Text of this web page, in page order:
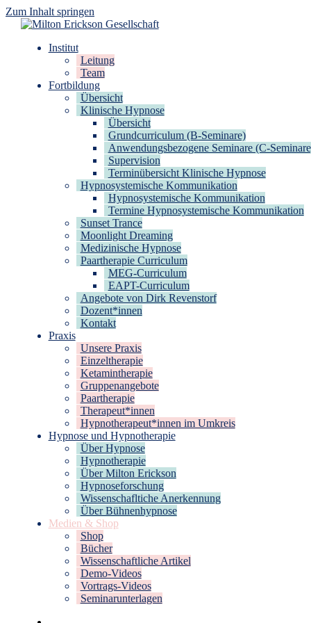
Zum Inhalt springen
Milton Erickson Gesellschaft
für klinische Hypnose – Regionalstelle Tübingen
Institut
Leitung
Team
Fortbildung
Übersicht
Klinische Hypnose
Übersicht
Grundcurriculum (B-Seminare)
Anwendungsbezogene Seminare (C-
Supervision
Terminübersicht Klinische Hypnose
Hypnosystemische Kommunikation
Hypnosystemische Kommunikation
Termine Hypnosystemische Kommunikation
Sunset Trance
Moonlight Dreaming
Medizinische Hypnose
Paartherapie Curriculum
MEG-Curriculum
EAPT-Curriculum
Angebote von Dirk Revenstorf
Dozent*innen
Kontakt
Praxis
Unsere Praxis
Einzeltherapie
Ketamintherapie
Gruppenangebote
Paartherapie
Therapeut*innen
Hypnotherapeut*innen im Umkreis
Hypnose und Hypnotherapie
Über Hypnose
Hypnotherapie
Über Milton Erickson
Hypnoseforschung
Wissenschafltiche Anerkennung
Über Bühnenhypnose
Medien & Shop
Shop
Bücher
Wissenschaftliche Artikel
Demo-Videos
Vortrags-Videos
Seminarunterlagen